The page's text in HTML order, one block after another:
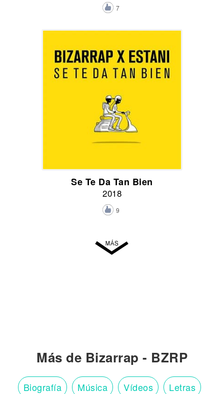
7
Se Te Da Tan Bien
2018
9
Más de Bizarrap - BZRP
Biografía Música Vídeos Letras